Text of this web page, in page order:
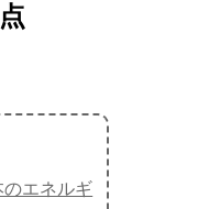
エネルギ